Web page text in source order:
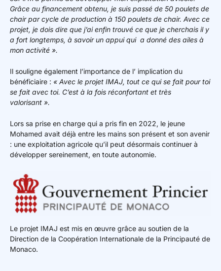
Grâce au financement obtenu, je suis passé de 50 poulets de
chair par cycle de production à 150 poulets de chair. Avec ce
projet, je dois dire que j’ai enfin trouvé ce que je cherchais il y
a fort longtemps, à savoir un appui qui a donné des ailes à
mon activité ».
Il souligne également l’importance de l’ implication du
bénéficiaire : « Avec le projet IMAJ, tout ce qui se fait pour toi
se fait avec toi. C’est à la fois réconfortant et très
valorisant ».
Lors sa prise en charge qui a pris fin en 2022, le jeune
Mohamed avait déjà entre les mains son présent et son avenir
: une exploitation agricole qu’il peut désormais continuer à
développer sereinement, en toute autonomie.
Le projet IMAJ est mis en œuvre grâce au soutien de la
Direction de la Coopération Internationale de la Principauté de
Monaco.